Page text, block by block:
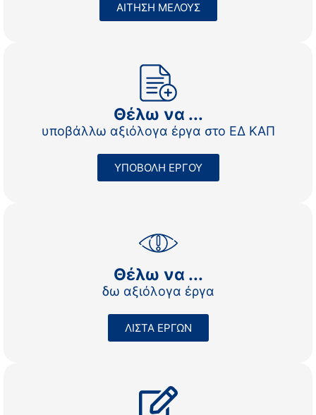
ΑΙΤΗΣΗ ΜΕΛΟΥΣ
Θέλω να ...
υποβάλλω αξιόλογα έργα στο ΕΔ ΚΑΠ
ΥΠΟΒΟΛΗ ΕΡΓΟΥ
Θέλω να ...
δω αξιόλογα έργα
ΛΙΣΤΑ ΕΡΓΩΝ